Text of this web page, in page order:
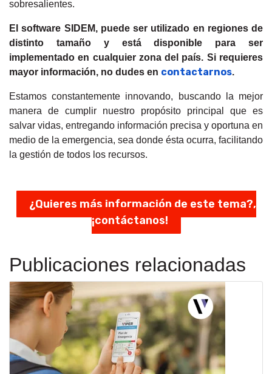
sobresalientes.
El software SIDEM, puede ser utilizado en regiones de
distinto tamaño y está disponible para ser
implementado en cualquier zona del país. Si requieres
mayor información, no dudes en contactarnos.
Estamos constantemente innovando, buscando la mejor
manera de cumplir nuestro propósito principal que es
salvar vidas, entregando información precisa y oportuna en
medio de la emergencia, sea donde ésta ocurra, facilitando
la gestión de todos los recursos.
¿Quieres más información de este tema?,
¡contáctanos!
Publicaciones relacionadas